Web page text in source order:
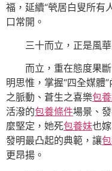
福，延續“煢居白叟所有
口常開。
三十而立，正是風
而立，重在態度果
明思惟，掌握“四全媒體
之脈動、蒼生之喜樂包
活潑的包養條件場景、
麼堅定，她死包養妹也
發明最凸起的典範，讓
更昂揚。